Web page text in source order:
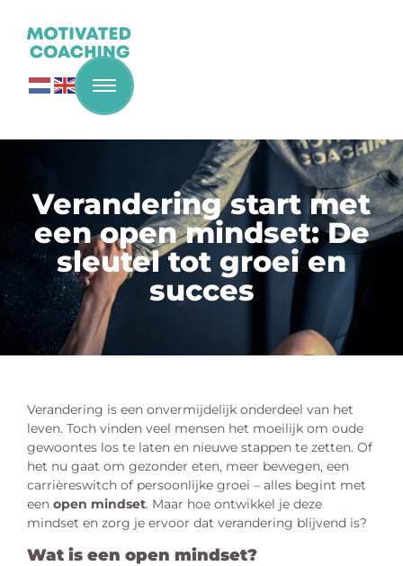
Verandering start met
een open mindset: De
sleutel tot groei en
succes
Verandering is een onvermijdelijk onderdeel van het
leven. Toch vinden veel mensen het moeilijk om oude
gewoontes los te laten en nieuwe stappen te zetten. Of
het nu gaat om gezonder eten, meer bewegen, een
carrièreswitch of persoonlijke groei – alles begint met
een open mindset. Maar hoe ontwikkel je deze
mindset en zorg je ervoor dat verandering blijvend is?
Wat is een open mindset?